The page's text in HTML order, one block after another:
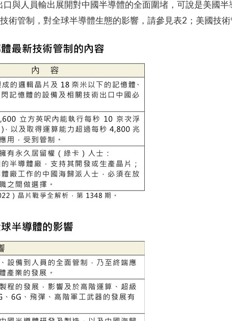
與人員輸出展開對中國半導體的全面圍堵，可說是美國
術管制，對全球半導體生態的影響，請參見表2；美國技